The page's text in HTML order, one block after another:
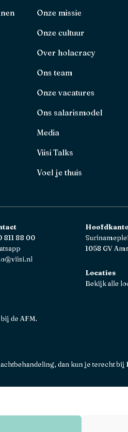
Onze missie
Onze cultuur
Over holacracy
Ons team
Onze vacatures
Ons salarismodel
Media
Viisi Talks
Voel je thuis
811 88 00
1058 GV
Locaties
Bekijk alle
de AFM.
dan kun je terecht bij